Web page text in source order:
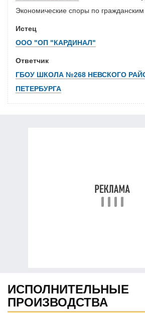
Экономические споры по
Истец
ООО "ОП "КАРДИНАЛ"
Ответчик
ГБОУ ШКОЛА №268 НЕВСКОГО
ПЕТЕРБУРГА
ИСПОЛНИТЕЛЬНЫЕ
ПРОИЗВОДСТВА